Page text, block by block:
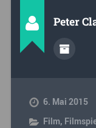
Peter
6. Mai 2015
Film,